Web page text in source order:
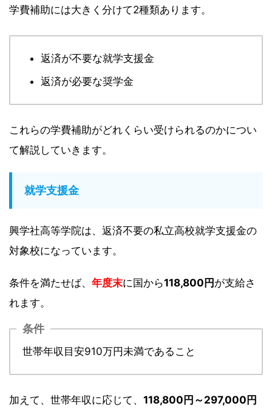
学費補助には大きく分けて2種類あります。
返済が不要な就学支援金
返済が必要な奨学金
これらの学費補助がどれくらい受けられるのかについ
て解説していきます。
就学支援金
興学社高等学院は、返済不要の私立高校就学支援金の
対象校になっています。
条件を満たせば、 年度末に国から118,800円が支給さ
れます。
条件
世帯年収目安910万円未満であること
加えて、世帯年収に応じて、 118,800円～297,000円